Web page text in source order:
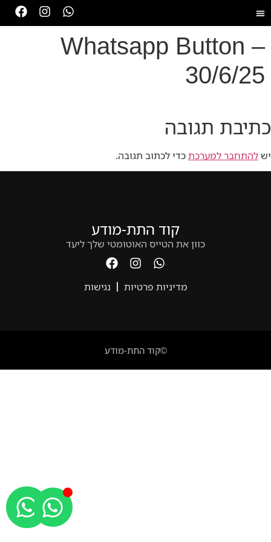
Whatsapp Button –
30/6/25
כתיבת תגובה
יש להתחבר למערכתכדי לכתוב תגובה.
קוד התת-מודע
כוון את הטייס האוטומטי שלך ליעד
מדיניות פרטיות נגישות
©קוד התת-מודע